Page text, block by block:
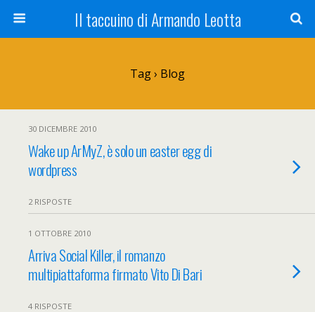
Il taccuino di Armando Leotta
Tag › Blog
30 DICEMBRE 2010
Wake up ArMyZ, è solo un easter egg di
wordpress
2 RISPOSTE
1 OTTOBRE 2010
Arriva Social Killer, il romanzo
multipiattaforma firmato Vito Di Bari
4 RISPOSTE